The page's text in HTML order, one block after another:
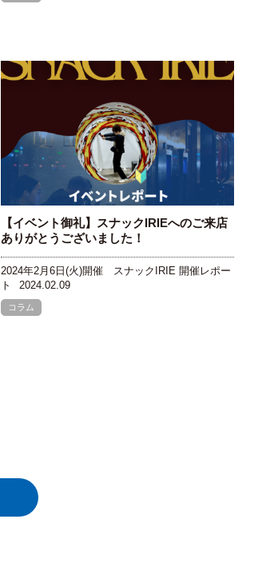
【イベント御礼】スナックIRIEへのご来店
ありがとうございました！
2024年2月6日(火)開催 スナックIRIE 開催レポー
ト
2024.02.09
コラム